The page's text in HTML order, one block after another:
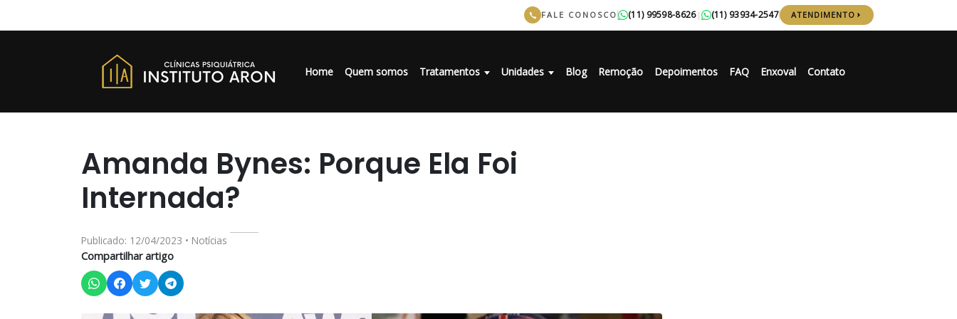
FALE CONOSCO (11) 99598-8626| (11) 93934-2547 ATENDIMENTO
Home Quem somos Tratamentos Unidades Blog Remoção Depoimentos FAQ Enxoval Contato
Amanda Bynes: Porque Ela Foi
Internada?
Publicado: 12/04/2023 • Notícias
Compartilhar artigo